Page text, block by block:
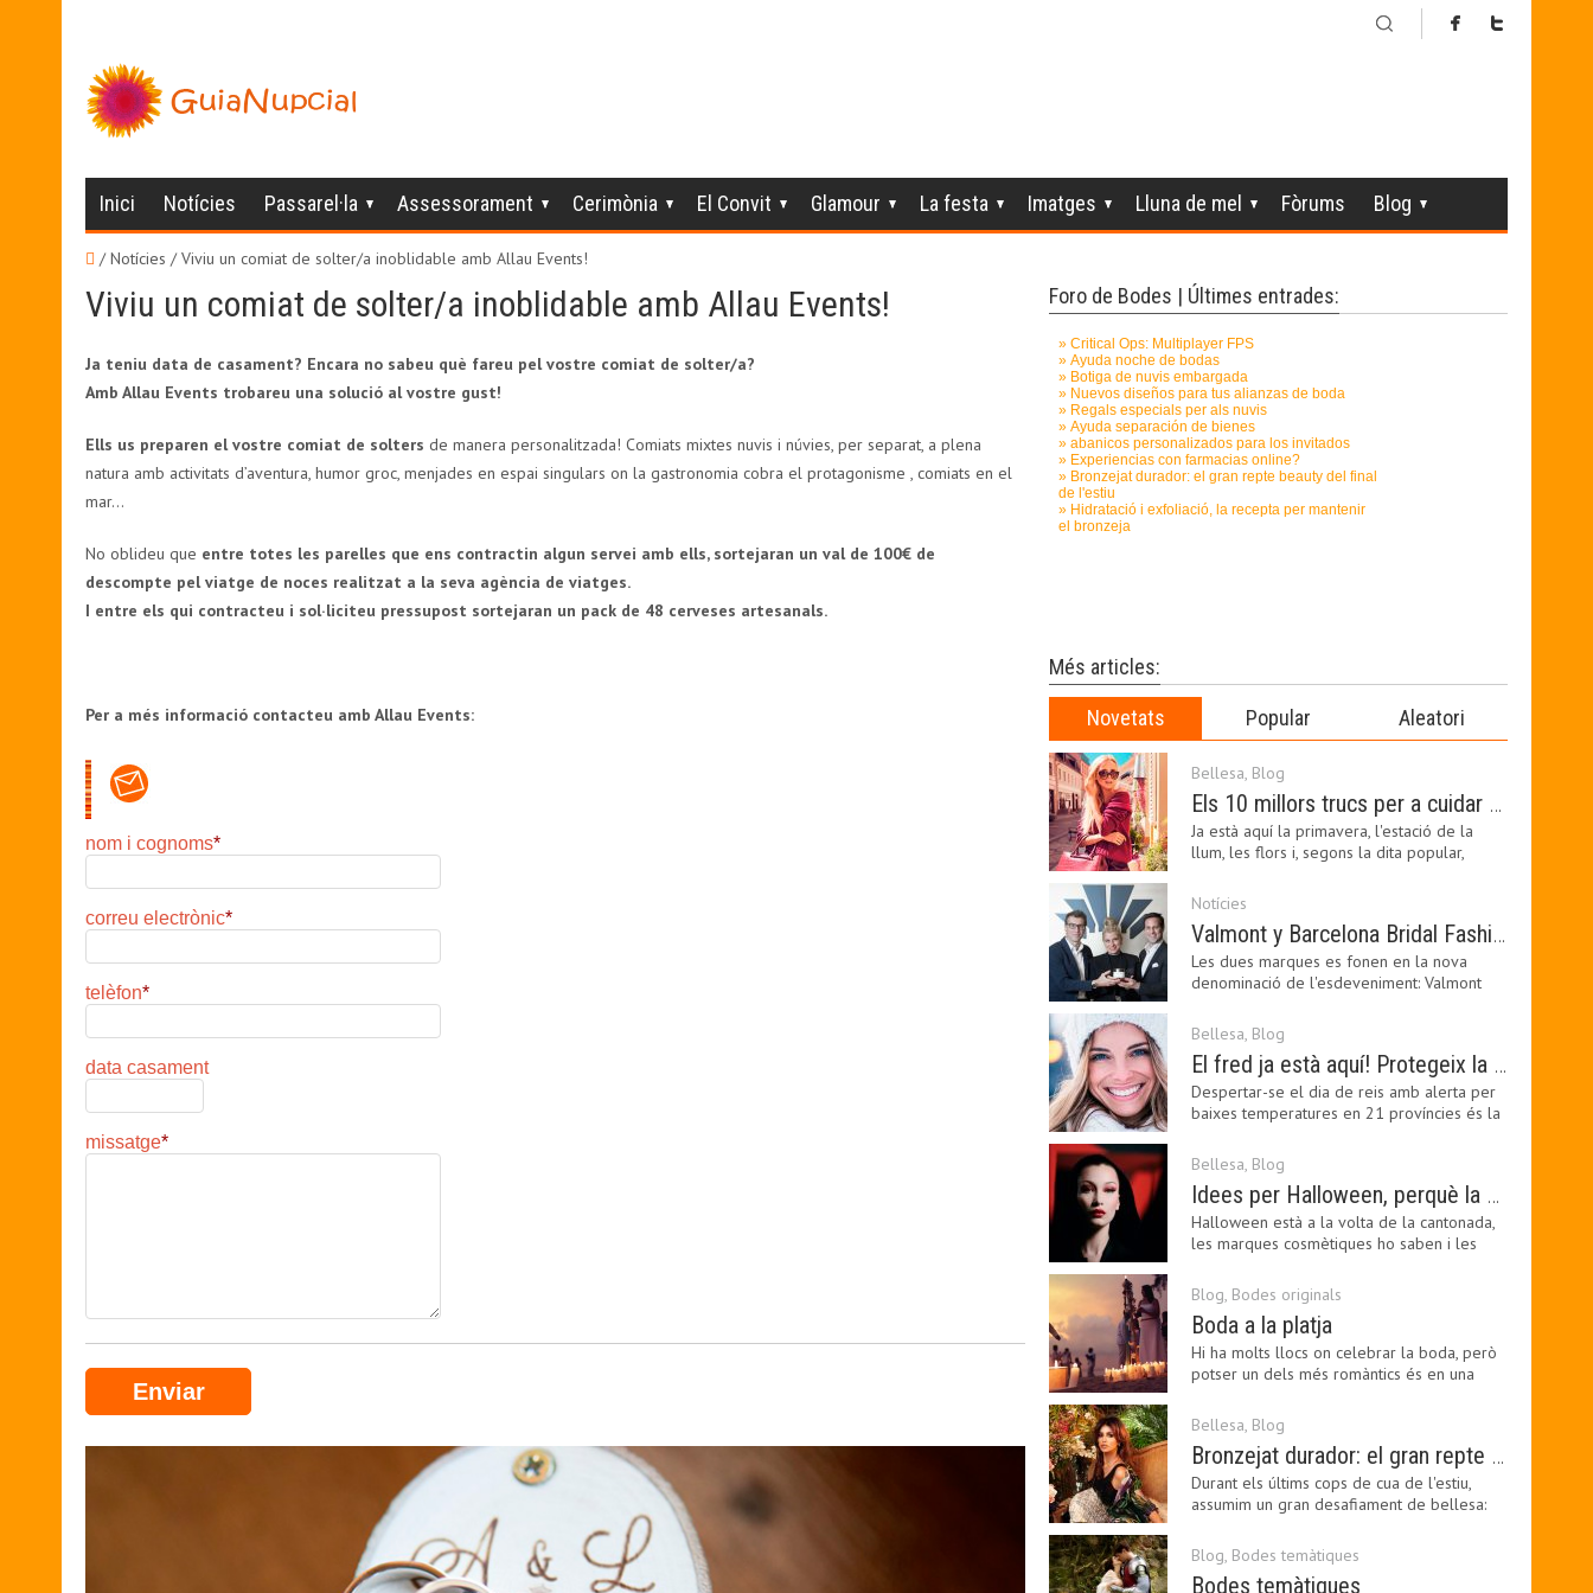
Inici Notícies Passarel·la Assessorament Cerimònia El Convit Glamour La festa Imatges Lluna de mel Fòrums Blog
/ Notícies /Viviu un comiat de solter/a inoblidable amb Allau Events!
Viviu un comiat de solter/a inoblidable amb Allau Events!
Ja teniu data de casament? Encara no sabeu què fareu pel vostre comiat de solter/a?
Amb Allau Events trobareu una solució al vostre gust!
Ells us preparen el vostre comiat de solters de manera personalitzada! Comiats mixtes nuvis i núvies, per separat, a plena
natura amb activitats d’aventura, humor groc, menjades en espai singulars on la gastronomia cobra el protagonisme , comiats en el
mar…
No oblideu que entre totes les parelles que ens contractin algun servei amb ells, sortejaran un val de 100€ de
descompte pel viatge de noces realitzat a la seva agència de viatges.
I entre els qui contracteu i sol·liciteu pressupost sortejaran un pack de 48 cerveses artesanals.
Per a més informació contacteu amb Allau Events:
nom i cognoms*
correu electrònic*
telèfon*
data casament
missatge*
Foro de Bodes | Últimes entrades:
Més articles:
Novetats Popular Aleatori
Bellesa, Blog
Els 10 millors trucs per a cuidar de la pell a la primavera
Ja està aquí la primavera, l'estació de la
llum, les flors i, segons la dita popular,
Notícies
Valmont y Barcelona Bridal Fashion Week s’uneixen per donar impuls a la creativitat, la innovació i el disseny de la moda nupcial
Les dues marques es fonen en la nova
denominació de l'esdeveniment: Valmont
Bellesa, Blog
El fred ja està aquí! Protegeix la teva pell amb els nostres consells i propostes
Despertar-se el dia de reis amb alerta per
baixes temperatures en 21 províncies és la
Bellesa, Blog
Idees per Halloween, perquè la bellesa pot ser terrorífica
Halloween està a la volta de la cantonada,
les marques cosmètiques ho saben i les
Blog, Bodes originals
Boda a la platja
Hi ha molts llocs on celebrar la boda, però
potser un dels més romàntics és en una
Bellesa, Blog
Bronzejat durador: el gran repte beauty del final de l’estiu
Durant els últims cops de cua de l'estiu,
assumim un gran desafiament de bellesa:
Blog, Bodes temàtiques
Bodes temàtiques